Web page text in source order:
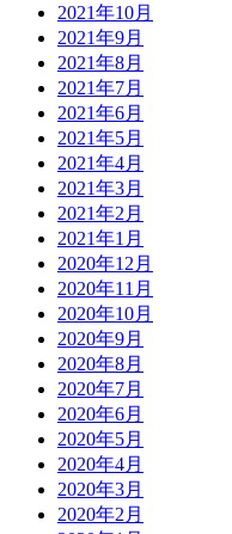
2021年10月
2021年9月
2021年8月
2021年7月
2021年6月
2021年5月
2021年4月
2021年3月
2021年2月
2021年1月
2020年12月
2020年11月
2020年10月
2020年9月
2020年8月
2020年7月
2020年6月
2020年5月
2020年4月
2020年3月
2020年2月